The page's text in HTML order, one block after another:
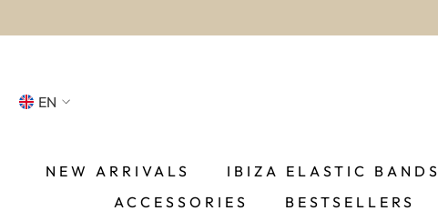
EN
FR
NEW ARRIVALS IBIZA ELASTIC BANDS
ACCESSORIES
BESTSELLERS